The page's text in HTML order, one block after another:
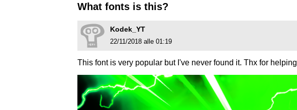
What fonts is this?
Kodek_YT
22/11/2018 alle 01:19
This font is very popular but I've never found it. Thx for helping